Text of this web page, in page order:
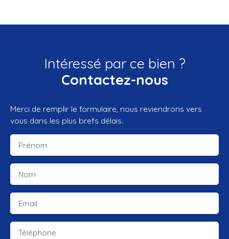
Intéressé par ce bien ?
Contactez-nous
Merci de remplir le formulaire, nous reviendrons vers
vous dans les plus brefs délais.
Prénom
Nom
Email
Téléphone